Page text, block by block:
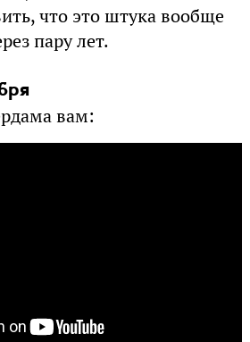
что это штука вообще
пару лет.
вам: